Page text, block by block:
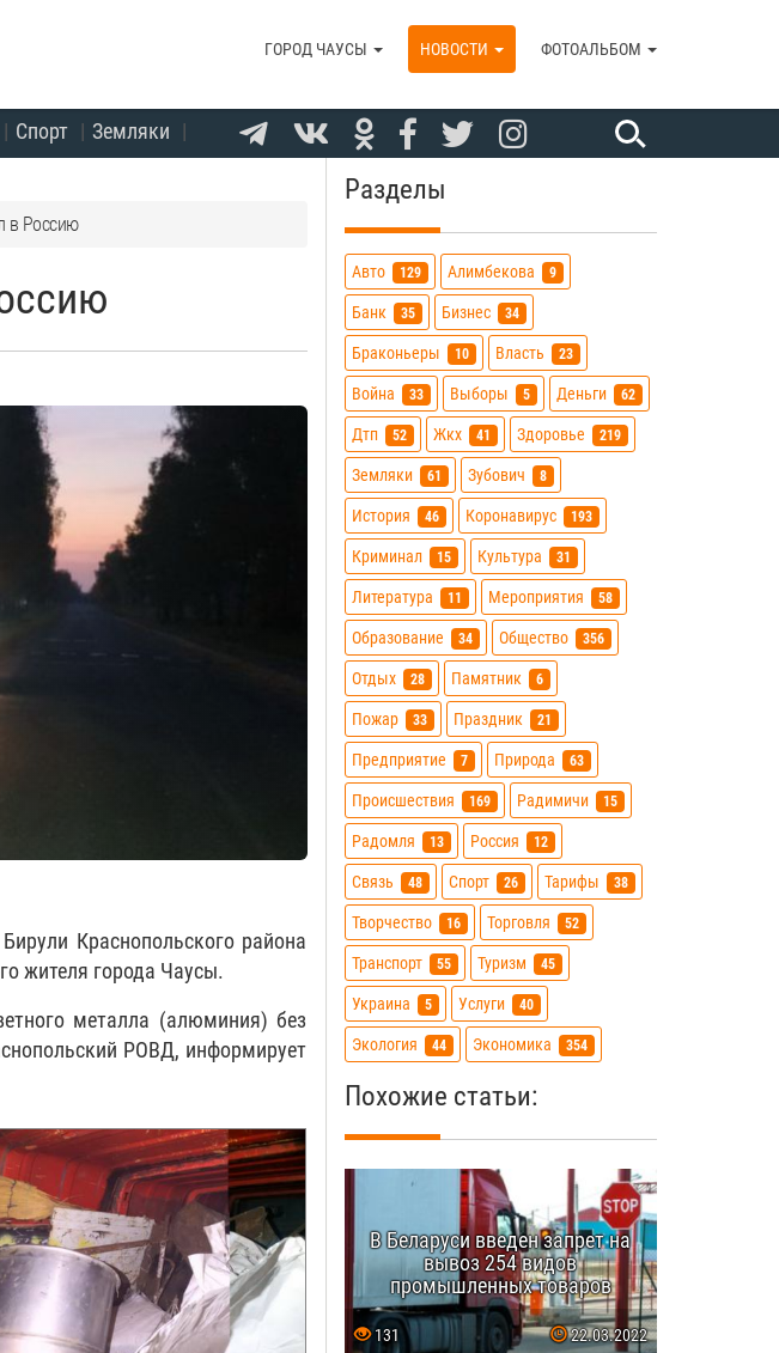
Спорт Земляки
ГОРОД ЧАУСЫ НОВОСТИ ФОТОАЛЬБОМ
в Россию
Краснопольского района
жителя города Чаусы.
металла (алюминия) без
РОВД, информирует
Разделы
Авто 129 Алимбекова 9
Банк 35 Бизнес 34
Браконьеры 10 Власть 23
Война 33 Выборы 5 Деньги 62
Дтп 52 Жкх 41 Здоровье 219
Земляки 61 Зубович 8
История 46 Коронавирус 193
Криминал 15 Культура 31
Литература 11 Мероприятия 58
Образование 34 Общество 356
Отдых 28 Памятник 6
Пожар 33 Праздник 21
Предприятие 7 Природа 63
Происшествия 169 Радимичи 15
Радомля 13 Россия 12
Связь 48 Спорт 26 Тарифы 38
Творчество 16 Торговля 52
Транспорт 55 Туризм 45
Украина 5 Услуги 40
Экология 44 Экономика 354
Похожие статьи:
В Беларуси введен запрет на
вывоз 254 видов
промышленных товаров
131 22.03.2022